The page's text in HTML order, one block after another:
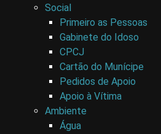
Social
Primeiro as Pessoas
Gabinete do Idoso
CPCJ
Cartão do Munícipe
Pedidos de Apoio
Apoio à Vítima
Ambiente
Água